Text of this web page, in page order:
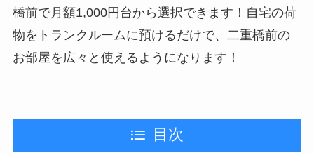
橋前で月額1,000円台から選択できます！自宅の荷
物をトランクルームに預けるだけで、二重橋前の
お部屋を広々と使えるようになります！
目次